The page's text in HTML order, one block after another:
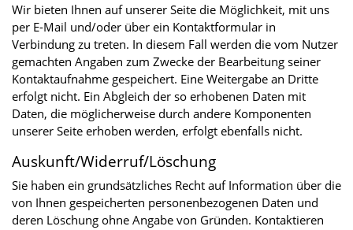
Wir bieten Ihnen auf unserer Seite die Möglichkeit, mit uns
per E-Mail und/oder über ein Kontaktformular in
Verbindung zu treten. In diesem Fall werden die vom Nutzer
gemachten Angaben zum Zwecke der Bearbeitung seiner
Kontaktaufnahme gespeichert. Eine Weitergabe an Dritte
erfolgt nicht. Ein Abgleich der so erhobenen Daten mit
Daten, die möglicherweise durch andere Komponenten
unserer Seite erhoben werden, erfolgt ebenfalls nicht.
Auskunft/Widerruf/Löschung
Sie haben ein grundsätzliches Recht auf Information über die
von Ihnen gespeicherten personenbezogenen Daten und
deren Löschung ohne Angabe von Gründen. Kontaktieren